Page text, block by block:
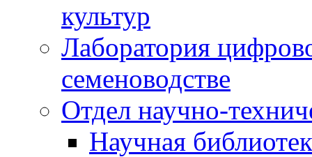
культур
Лаборатория
семеноводстве
Отдел научно-
Научная